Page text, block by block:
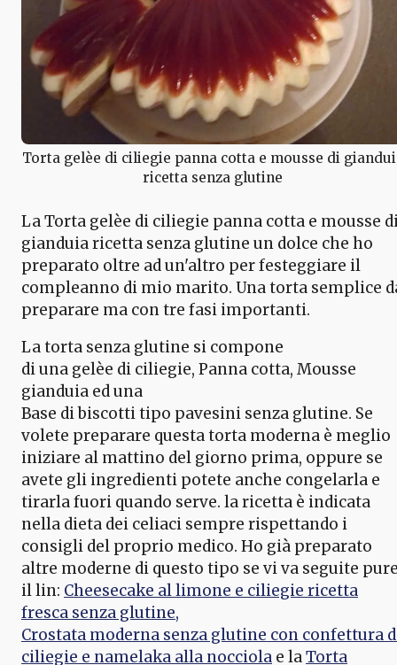
Torta gelèe di ciliegie panna cotta e mousse di
ricetta senza glutine
La Torta gelèe di ciliegie panna cotta e mousse
gianduia ricetta senza glutine un dolce che ho
preparato oltre ad un'altro per festeggiare il
compleanno di mio marito. Una torta semplice
preparare ma con tre fasi importanti.
La torta senza glutine si compone
di una gelèe di ciliegie, Panna cotta, Mousse
gianduia ed una
Base di biscotti tipo pavesini senza glutine. Se
volete preparare questa torta moderna è meglio
iniziare al mattino del giorno prima, oppure se
avete gli ingredienti potete anche congelarla e
tirarla fuori quando serve. la ricetta è indicata
nella dieta dei celiaci sempre rispettando i
consigli del proprio medico. Ho già preparato
altre moderne di questo tipo se vi va seguite
il lin: Cheesecake al limone e ciliegie ricetta
fresca senza glutine,
Crostata moderna senza glutine con confettura
ciliegie e namelaka alla nocciola e laTorta